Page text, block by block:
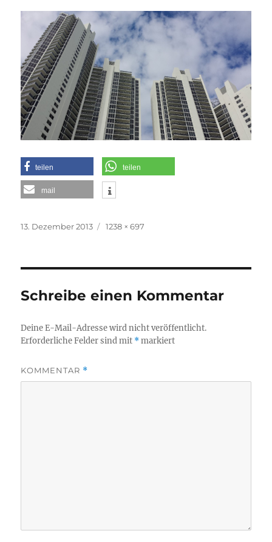
teilen teilen
mail
Veröffentlicht
13. Dezember 2013 Originalgröße
1238 × 697
Schreibe einen Kommentar
Deine E-Mail-Adresse wird nicht veröffentlicht.
Erforderliche Felder sind mit *markiert
KOMMENTAR *